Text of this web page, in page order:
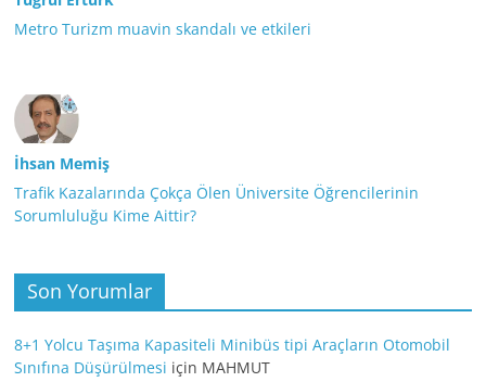
Metro Turizm muavin skandalı ve etkileri
İhsan Memiş
Trafik Kazalarında Çokça Ölen Üniversite Öğrencilerinin
Sorumluluğu Kime Aittir?
Son Yorumlar
8+1 Yolcu Taşıma Kapasiteli Minibüs tipi Araçların Otomobil
Sınıfına Düşürülmesi için MAHMUT